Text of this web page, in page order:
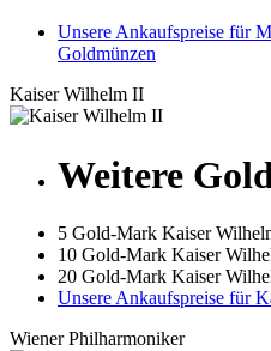
Unsere Ankaufspreise für
Goldmünzen
Kaiser Wilhelm II
Weitere
5 Gold-Mark Kaiser
10 Gold-Mark Kaiser
20 Gold-Mark Kaiser
Unsere Ankaufspreise für
Wiener Philharmoniker